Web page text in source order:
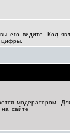
его видите. Код
модератором.
на сайте